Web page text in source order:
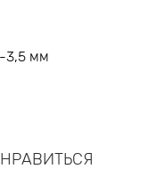
3,5 мм